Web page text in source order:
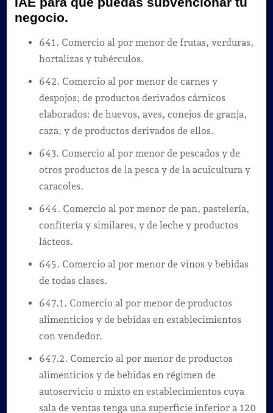
negocio.
641. Comercio al por menor de frutas, verduras,
hortalizas y tubérculos.
642. Comercio al por menor de carnes y
despojos; de productos derivados cárnicos
elaborados: de huevos, aves, conejos de granja,
caza; y de productos derivados de ellos.
643. Comercio al por menor de pescados y de
otros productos de la pesca y de la acuicultura y
caracoles.
644. Comercio al por menor de pan, pastelería,
confitería y similares, y de leche y productos
lácteos.
645. Comercio al por menor de vinos y bebidas
de todas clases.
647.1. Comercio al por menor de productos
alimenticios y de bebidas en establecimientos
con vendedor.
647.2. Comercio al por menor de productos
alimenticios y de bebidas en régimen de
autoservicio o mixto en establecimientos cuya
sala de ventas tenga una superficie inferior a 120